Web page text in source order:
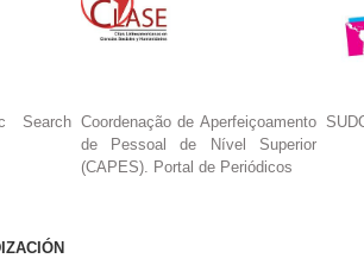
Search Coordenação de Aperfeiçoamento
de Pessoal de Nível Superior
(CAPES). Portal de Periódicos